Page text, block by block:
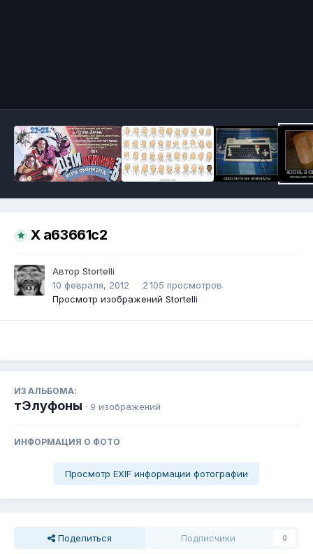
X a63661c2
Автор Stortelli
10 февраля, 2012
2 105 просмотров
Просмотр изображений Stortelli
ИЗ АЛЬБОМА:
тЭлуфоны · 9 изображений
ИНФОРМАЦИЯ О ФОТО
Просмотр EXIF информации фотографии
Поделиться Подписчики 0